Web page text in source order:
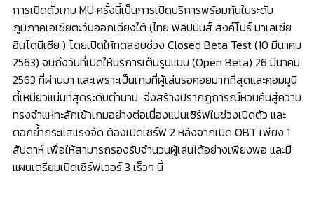
การเปิดตัวเกม MU ครั้งนี้เป็นการเปิดบริการพร้อมกันในระดับ
ภูมิภาคเอเชียตะวันออกเฉียงใต้ (ไทย ฟิลิปปินส์ สิงค์โปร์ มาเลเซีย
อินโดนีเซีย ) โดยเปิดให้ทดสอบช่วง Closed Beta Test (10 มีนาคม
2563) จนถึงวันที่เปิดให้บริการเต็มรูปแบบ (Open Beta) 26 มีนาคม
2563 ที่ผ่านมา และเพราะเป็นเกมที่ผู้เล่นรอคอยมากที่สุดและคอมมูนิ
ตี้เหนียวแน่นที่สุดระดับตำนาน จึงสร้างปรากฏการณ์หวนคืนสู่ความ
ทรงจำแห่ทะลักเข้าเกมอย่างต่อเนื่องแน่นเซิร์ฟในช่วงเปิดตัว และ
ตอกย้ำกระแสแรงจัด ต้องเปิดเซิร์ฟ 2 หลังจากเปิด OBT เพียง 1
สัปดาห์ เพื่อให้สามารถรองรับจำนวนผู้เล่นได้อย่างเพียงพอ และมี
แผนเตรียมเปิดเซิร์ฟเวอร์ 3 เร็วๆ นี้